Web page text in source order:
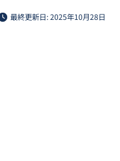
最終更新日: 2025年10月28日